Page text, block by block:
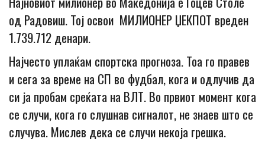
од Радовиш. Тој освои МИЛИОНЕР ЏЕКПОТ вреден
1.739.712 денари.
Најчесто уплаќам спортска прогноза. Тоа го правев
и сега за време на СП во фудбал, кога и одлучив да
си ја пробам среќата на ВЛТ. Во првиот момент кога
се случи, кога го слушнав сигналот, не знаев што се
случува. Мислев дека се случи некоја грешка.